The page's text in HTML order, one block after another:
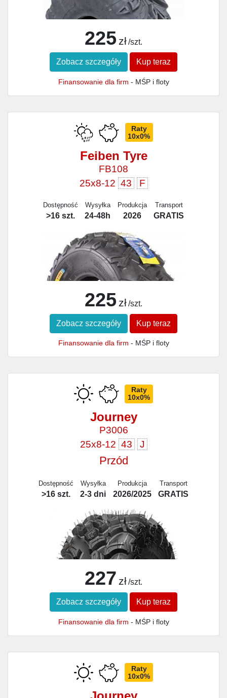
225 zł /szt.
Zobacz szczegóły Kup teraz
Finansowanie dla firm - MŚP i floty
Raty
10x0%
Feiben Tyre
FB108
25x8-12 43 F
Dostępność
>16 szt.
Wysyłka
24-48h
Produkcja
2026
Transport
GRATIS
225 zł /szt.
Zobacz szczegóły Kup teraz
Finansowanie dla firm - MŚP i floty
Raty
10x0%
Journey
P3006
25x8-12 43 J
Przód
Dostępność
>16 szt.
Wysyłka
2-3 dni
Produkcja
2026/2025
Transport
GRATIS
227 zł /szt.
Zobacz szczegóły Kup teraz
Finansowanie dla firm - MŚP i floty
Raty
10x0%